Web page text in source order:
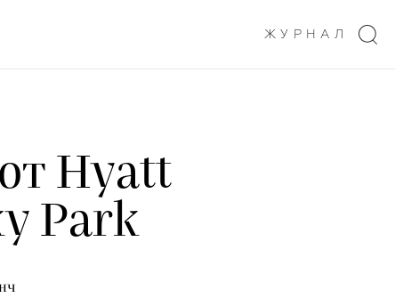
ЖУРНАЛ
Hyatt
Park